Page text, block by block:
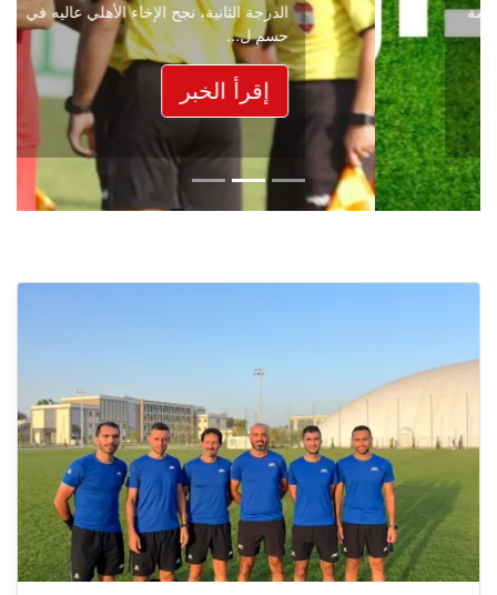
الدرجة الثانية، نجح الإخاء الأهلي عاليه في
حسم ل...
إقرأ الخبر